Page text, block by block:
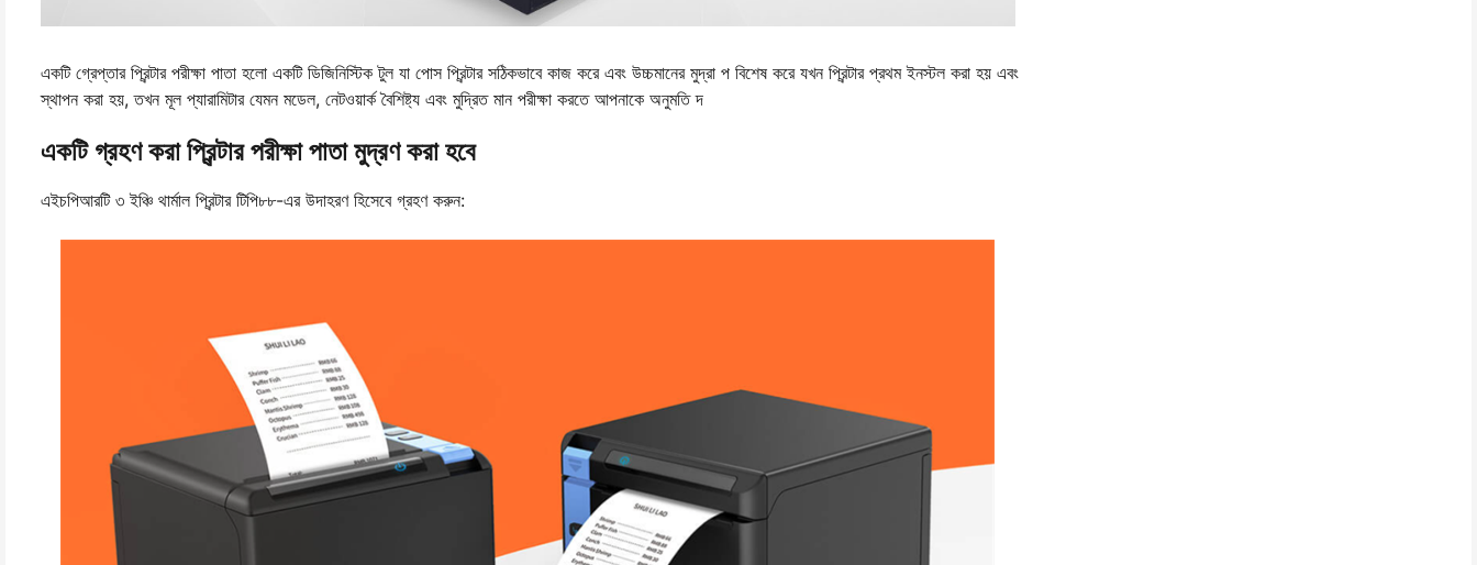
একটি গ্রেপ্তার প্রিন্টার পরীক্ষা পাতা হলো একটি ডিজিনিস্টিক টুল যা পোস প্রিন্টার সঠিকভাবে কাজ করে এবং উচ্চমানের মুদ্রা প বিশেষ করে যখন প্রিন্টার প্রথম ইনস্টল করা হয় এবং
স্থাপন করা হয়, তখন মূল প্যারামিটার যেমন মডেল, নেটওয়ার্ক বৈশিষ্ট্য এবং মুদ্রিত মান পরীক্ষা করতে আপনাকে অনুমতি দ
একটি গ্রহণ করা প্রিন্টার পরীক্ষা পাতা মুদ্রণ করা হবে
এইচপিআরটি ৩ ইঞ্চি থার্মাল প্রিন্টার টিপি৮৮-এর উদাহরণ হিসেবে গ্রহণ করুন: